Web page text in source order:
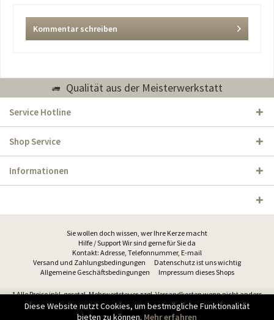
Kommentar schreiben
Qualität aus der Meisterwerkstatt
Service Hotline
Shop Service
Informationen
Sie wollen doch wissen, wer Ihre Kerze macht
Hilfe / Support Wir sind gerne für Sie da
Kontakt: Adresse, Telefonnummer, E-mail
Versand und Zahlungsbedingungen
Datenschutz ist uns wichtig
Allgemeine Geschäftsbedingungen
Impressum dieses Shops
* Alle Preise inkl. gesetzl. Mehrwertsteuer zzgl.Versandkostenwenn nicht anders
beschrieben
© 2026 Wachs Kraus OHG
Diese Website nutzt Cookies, um bestmögliche Funktionalität
bieten zu können. Mehr erfahren